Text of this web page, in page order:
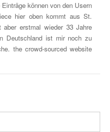
können von den Usern
hier oben kommt aus St.
erstmal wieder 33 Jahre
Deutschland ist mir noch zu
the crowd-sourced website